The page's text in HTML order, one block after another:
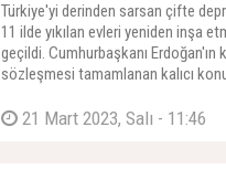
Türkiye'yi derinden sarsan çifte
11 ilde yıkılan evleri yeniden inşa
geçildi. Cumhurbaşkanı Erdoğan'ın
sözleşmesi tamamlanan kalıcı
21 Mart 2023, Salı - 11:46